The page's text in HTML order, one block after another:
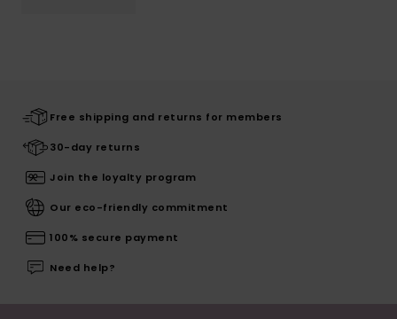
Free shipping and returns for members
30-day returns
Join the loyalty program
Our eco-friendly commitment
100% secure payment
Need help?